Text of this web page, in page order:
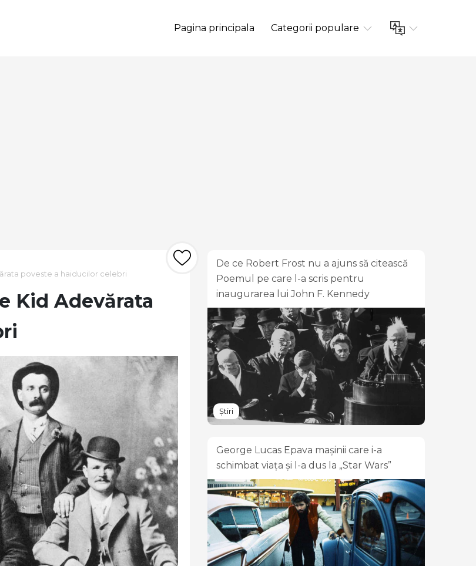
Pagina principala Categorii populare
poveste a haiducilor celebri
Kid Adevărata
De ce Robert Frost nu a ajuns să citească
Poemul pe care l-a scris pentru
inaugurarea lui John F. Kennedy
Știri
George Lucas Epava mașinii care i-a
schimbat viața și l-a dus la „Star Wars”